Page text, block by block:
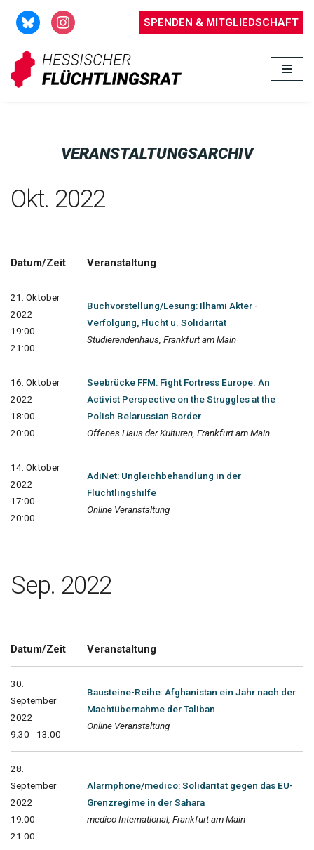
Zum
Inhalt
springen
SPENDEN & MITGLIEDSCHAFT
VERANSTALTUNGSARCHIV
Okt. 2022
Datum/Zeit Veranstaltung
21. Oktober
2022
19:00 -
21:00
Buchvorstellung/Lesung: Ilhami Akter -
Verfolgung, Flucht u. Solidarität
Studierendenhaus, Frankfurt am Main
16. Oktober
2022
18:00 -
20:00
Seebrücke FFM: Fight Fortress Europe. An
Activist Perspective on the Struggles at the
Polish Belarussian Border
Offenes Haus der Kulturen, Frankfurt am Main
14. Oktober
2022
17:00 -
20:00
AdiNet: Ungleichbehandlung in der
Flüchtlingshilfe
Online Veranstaltung
Sep. 2022
Datum/Zeit Veranstaltung
30.
September
2022
9:30 - 13:00
Bausteine-Reihe: Afghanistan ein Jahr nach der
Machtübernahme der Taliban
Online Veranstaltung
28.
September
2022
19:00 -
21:00
Alarmphone/medico: Solidarität gegen das EU-
Grenzregime in der Sahara
medico International, Frankfurt am Main